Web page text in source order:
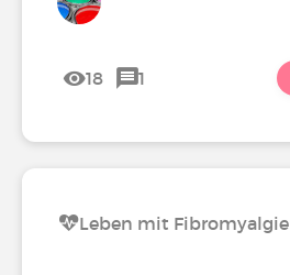
18 1
Leben mit Fibromyalgie